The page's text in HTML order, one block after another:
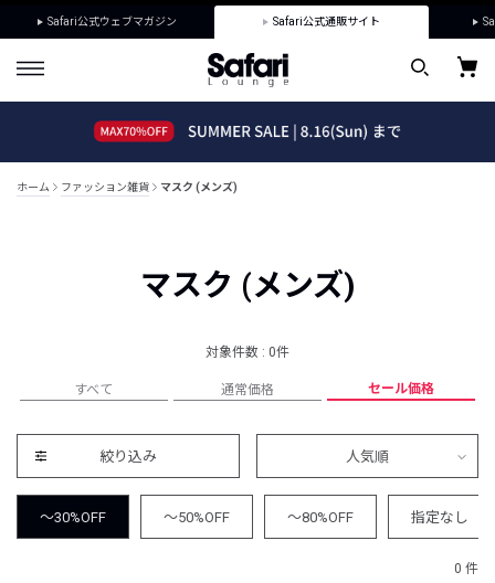
Safari公式ウェブマガジン Safari公式通販サイト
ホーム ファッション雑貨 マスク (メンズ)
マスク (メンズ)
対象件数 : 0件
すべて 通常価格 セール価格
絞り込み 人気順
～30%OFF ～50%OFF ～80%OFF 指定なし
0 件